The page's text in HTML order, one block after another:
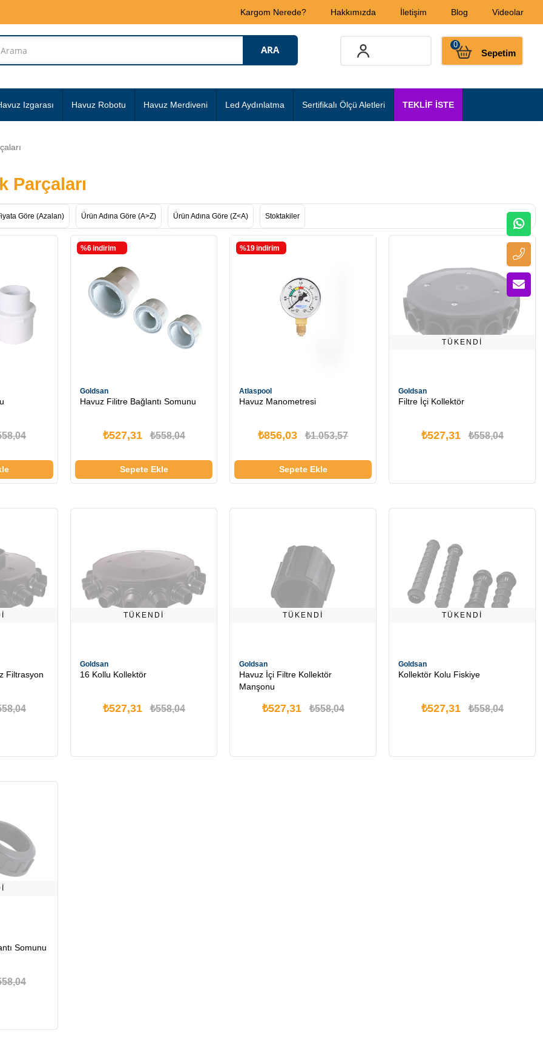
Kargom Nerede? Hakkımızda İletişim Blog Videolar
Sepetim
0
Izgarası Havuz Robotu Havuz Merdiveni Led Aydınlatma Sertifikalı Ölçü Aletleri TEKLİF İSTE
Parçaları
Göre (Azalan) Ürün Adına Göre (A>Z) Ürün Adına Göre (Z<A) Stoktakiler
Goldsan
Havuz Filitre Bağlantı Somunu
₺527,31 ₺558,04
Sepete Ekle
%6i̇ndirim
Atlaspool
Havuz Manometresi
₺856,03 ₺1.053,57
Sepete Ekle
%19i̇ndirim
TÜKENDI
Goldsan
Filtre İçi Kollektör
₺527,31 ₺558,04
Filtrasyon
TÜKENDI
Goldsan
16 Kollu Kollektör
₺527,31 ₺558,04
TÜKENDI
Goldsan
Havuz İçi Filtre Kollektör
Manşonu
₺527,31 ₺558,04
TÜKENDI
Goldsan
Kollektör Kolu Fiskiye
₺527,31 ₺558,04
Somunu